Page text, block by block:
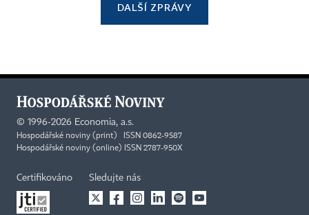
DALŠÍ ZPRÁVY
© 1996-2026 Economia, a.s.
Hospodářské noviny (print) ISSN 0862-9587
Hospodářské noviny (online) ISSN 2787-950X
Certifikováno Sledujte nás